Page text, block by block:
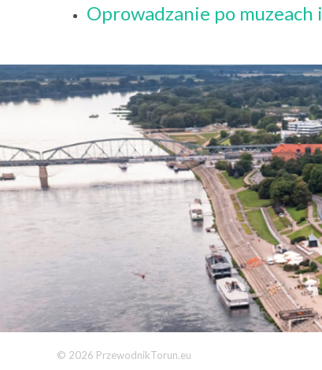
Oprowadzanie po muzeach
© 2026 PrzewodnikTorun.eu